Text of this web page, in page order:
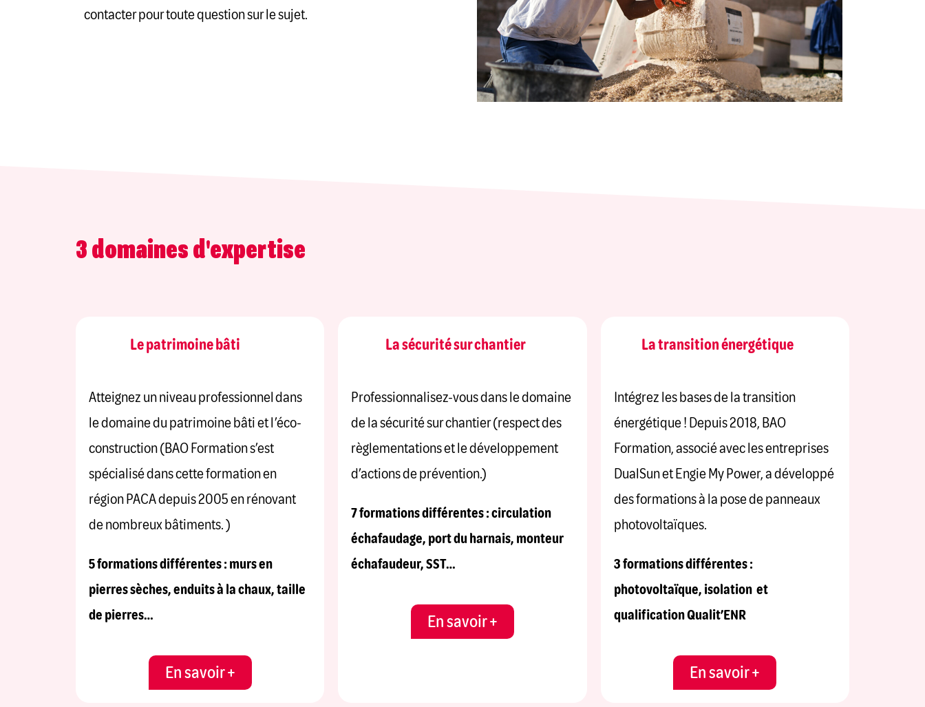
contacter pour toute question sur le sujet.
3 domaines d'expertise
Le patrimoine bâti
Atteignez un niveau professionnel dans
le domaine du patrimoine bâti et l’éco-
construction (BAO Formation s’est
spécialisé dans cette formation en
région PACA depuis 2005 en rénovant
de nombreux bâtiments. )
5 formations différentes : murs en
pierres sèches, enduits à la chaux, taille
de pierres…
En savoir +
La sécurité sur chantier
Professionnalisez-vous dans le domaine
de la sécurité sur chantier (respect des
règlementations et le développement
d’actions de prévention.)
7 formations différentes : circulation
échafaudage, port du harnais, monteur
échafaudeur, SST…
En savoir +
La transition énergétique
Intégrez les bases de la transition
énergétique ! Depuis 2018, BAO
Formation, associé avec les entreprises
DualSun et Engie My Power, a développé
des formations à la pose de panneaux
photovoltaïques.
3 formations différentes :
photovoltaïque, isolation et
qualification Qualit’ENR
En savoir +